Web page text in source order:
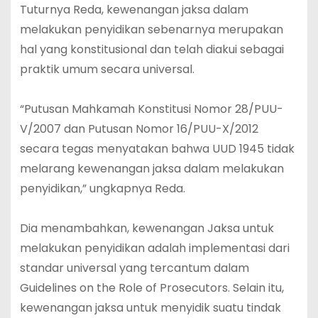
Tuturnya Reda, kewenangan jaksa dalam
melakukan penyidikan sebenarnya merupakan
hal yang konstitusional dan telah diakui sebagai
praktik umum secara universal.
“Putusan Mahkamah Konstitusi Nomor 28/PUU-
V/2007 dan Putusan Nomor 16/PUU-X/2012
secara tegas menyatakan bahwa UUD 1945 tidak
melarang kewenangan jaksa dalam melakukan
penyidikan,” ungkapnya Reda.
Dia menambahkan, kewenangan Jaksa untuk
melakukan penyidikan adalah implementasi dari
standar universal yang tercantum dalam
Guidelines on the Role of Prosecutors. Selain itu,
kewenangan jaksa untuk menyidik suatu tindak